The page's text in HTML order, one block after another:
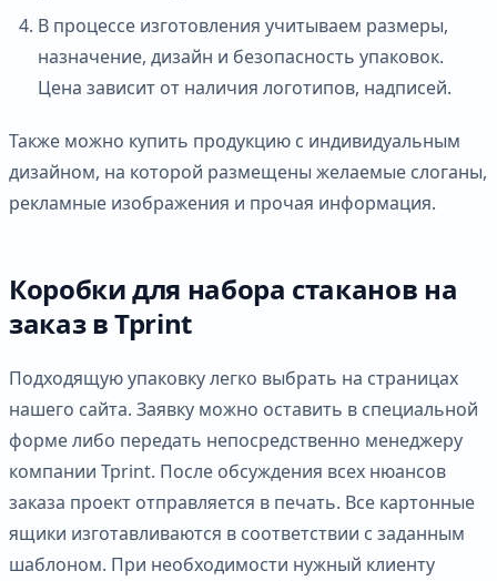
В процессе изготовления учитываем размеры,
назначение, дизайн и безопасность упаковок.
Цена зависит от наличия логотипов, надписей.
Также можно купить продукцию с индивидуальным
дизайном, на которой размещены желаемые слоганы,
рекламные изображения и прочая информация.
Коробки для набора стаканов на
заказ в Tprint
Подходящую упаковку легко выбрать на страницах
нашего сайта. Заявку можно оставить в специальной
форме либо передать непосредственно менеджеру
компании Tprint. После обсуждения всех нюансов
заказа проект отправляется в печать. Все картонные
ящики изготавливаются в соответствии с заданным
шаблоном. При необходимости нужный клиенту